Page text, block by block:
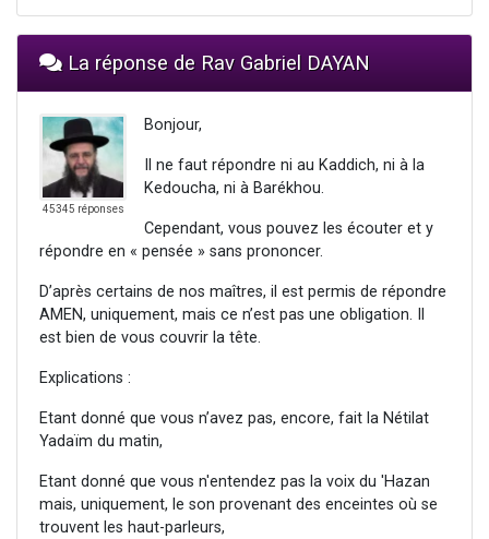
La réponse de Rav Gabriel DAYAN
45345 réponses
Bonjour,
Il ne faut répondre ni au Kaddich, ni à la
Kedoucha, ni à Barékhou.
Cependant, vous pouvez les écouter et y
répondre en « pensée » sans prononcer.
D’après certains de nos maîtres, il est permis de répondre
AMEN, uniquement, mais ce n’est pas une obligation. Il
est bien de vous couvrir la tête.
Explications :
Etant donné que vous n’avez pas, encore, fait la Nétilat
Yadaïm du matin,
Etant donné que vous n'entendez pas la voix du 'Hazan
mais, uniquement, le son provenant des enceintes où se
trouvent les haut-parleurs,